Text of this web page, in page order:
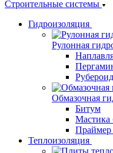
Строительные системы
Гидроизоляция
Рулонная
Рубероид
Обмазочная
Битум
Мастика
Теплоизоляция